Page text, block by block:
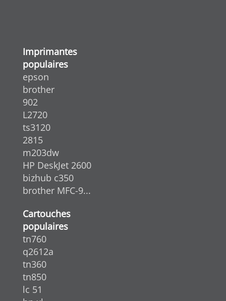
Imprimantes
populaires
epson
brother
902
L2720
ts3120
2815
m203dw
HP DeskJet 2600
bizhub c350
brother MFC-9...
Cartouches
populaires
tn760
q2612a
tn360
tn850
lc 51